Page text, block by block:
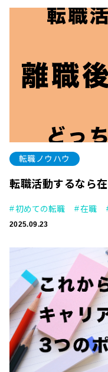
転職ノウハウ
転職活動するなら
初めての転職 在職
2025.09.23